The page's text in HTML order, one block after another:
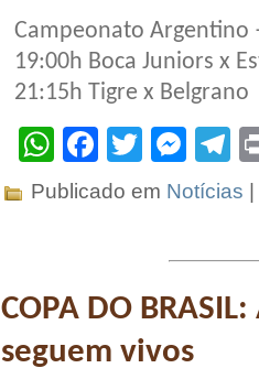
Campeonato Argentino
19:00h Boca Juniors x
21:15h Tigre x Belgrano
WhatsApp
Facebook
Twitter
Publicado em Notícias
COPA DO
seguem vivos